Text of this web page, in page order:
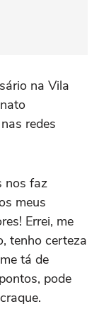
na Vila
nas redes
nos faz
meus
Errei, me
tenho certeza
tá de
pode